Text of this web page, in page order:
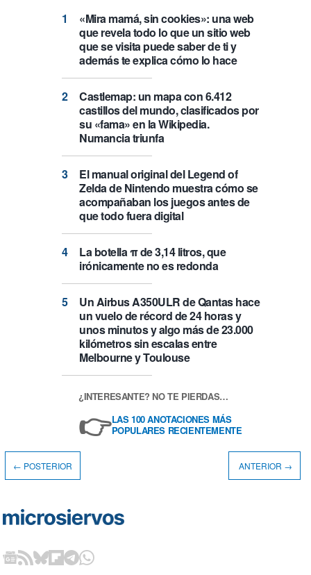
«Mira mamá, sin cookies»: una web
que revela todo lo que un sitio web
que se visita puede saber de ti y
además te explica cómo lo hace
Castlemap: un mapa con 6.412
castillos del mundo, clasificados por
su «fama» en la Wikipedia.
Numancia triunfa
El manual original del Legend of
Zelda de Nintendo muestra cómo se
acompañaban los juegos antes de
que todo fuera digital
La botella π de 3,14 litros, que
irónicamente no es redonda
Un Airbus A350ULR de Qantas hace
un vuelo de récord de 24 horas y
unos minutos y algo más de 23.000
kilómetros sin escalas entre
Melbourne y Toulouse
¿INTERESANTE? NO TE PIERDAS…
👉LAS 100 ANOTACIONES MÁS
POPULARES RECIENTEMENTE
← POSTERIOR ANTERIOR →